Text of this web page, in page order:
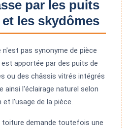
par les puits
les skydômes
pas synonyme de pièce
apportée par des puits de
ou des châssis vitrés intégrés
ainsi l'éclairage naturel selon
et l'usage de la pièce.
toiture demande toutefois une